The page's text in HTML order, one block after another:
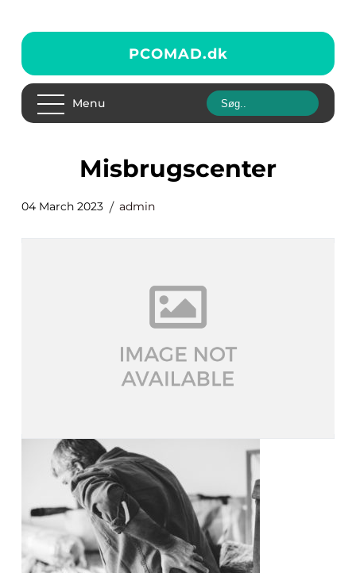
PCOMAD.dk
Menu
Misbrugscenter
04 March 2023 admin